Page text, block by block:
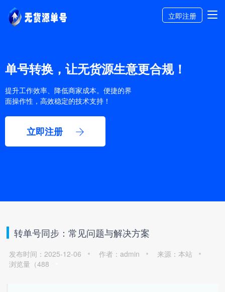
立即注册
单号转换，让无货源生意更合规！
提升工作效率、降低商家成本。便捷的界
面操作性，高效稳定的技术支持！
立即注册
转单号同步：常见问题与解决方案
发布时间：2025-12-06 作者：admin
来源：本站
浏览量（488